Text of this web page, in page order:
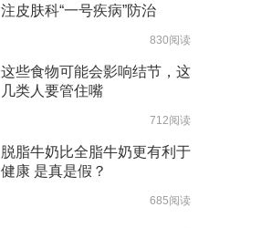
注皮肤科“一号疾病”防治
830阅读
这些食物可能会影响结节，这
几类人要管住嘴
712阅读
脱脂牛奶比全脂牛奶更有利于
健康 是真是假？
685阅读